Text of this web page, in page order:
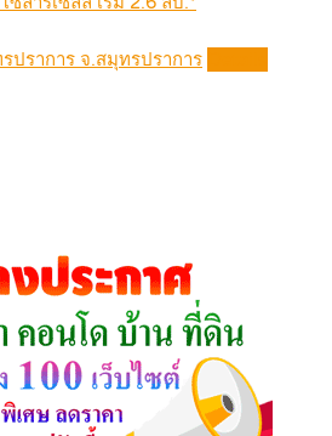
ปราการ จ.สมุทรปราการ